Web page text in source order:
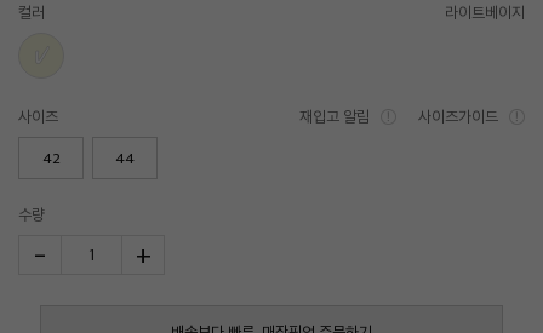
컬러 라이트베이지
사이즈 재입고 알림 사이즈가이드
42 44
수량
- 1 +